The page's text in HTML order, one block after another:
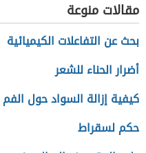
مقالات منوعة
بحث عن التفاعلات الكيميائية
أضرار الحناء للشعر
كيفية إزالة السواد حول الفم
حكم لسقراط